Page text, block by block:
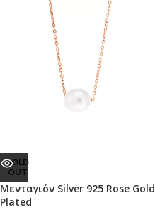
SOLD
OUT
Μενταγιόν Silver 925 Rose Gold
Plated